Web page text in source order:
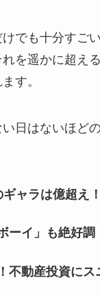
でも十分すご
を遥かに超え
す。
日はないほど
ャラは億超え
ーイ」も絶好
不動産投資に